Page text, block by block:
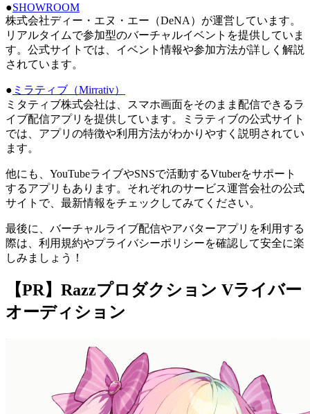
●SHOWROOM
株式会社ディー・エヌ・エー（DeNA）が運営しています。
リアルタイムで参加型のバーチャルイベントを提供していま
す。公式サイトでは、イベント情報や参加方法が詳しく解説
されています。
● ミラティブ（Mirrativ）
ミタティブ株式会社は、スマホ画面をそのまま配信できるラ
イブ配信アプリを提供しています。ミラティブの公式サイト
では、アプリの特徴や利用方法がわかりやすく説明されてい
ます。
他にも、YouTubeライブやSNSで活動するVtuberをサポート
するアプリもあります。それぞれのサービス運営会社の公式
サイトで、最新情報をチェックしてみてください。
最後に、バーチャルライブ配信やアバターアプリを利用する
際は、利用規約やプライバシーポリシーを確認して安全に楽
しみましょう！
【PR】Razzプロダクション Vライバー
オーディション